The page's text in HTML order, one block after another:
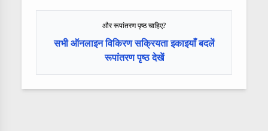
और रूपांतरण पृष्ठ चाहिए?
सभी ऑनलाइन विकिरण सक्रियता इकाइयाँ बदलें
रूपांतरण पृष्ठ देखें